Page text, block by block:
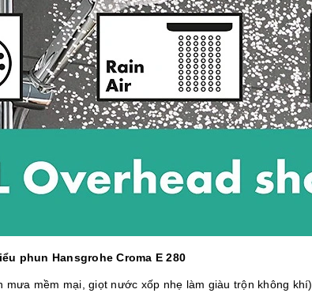
phun Hansgrohe Croma E 280
mưa mềm mại, giọt nước xốp nhẹ làm giàu trộn không khí)